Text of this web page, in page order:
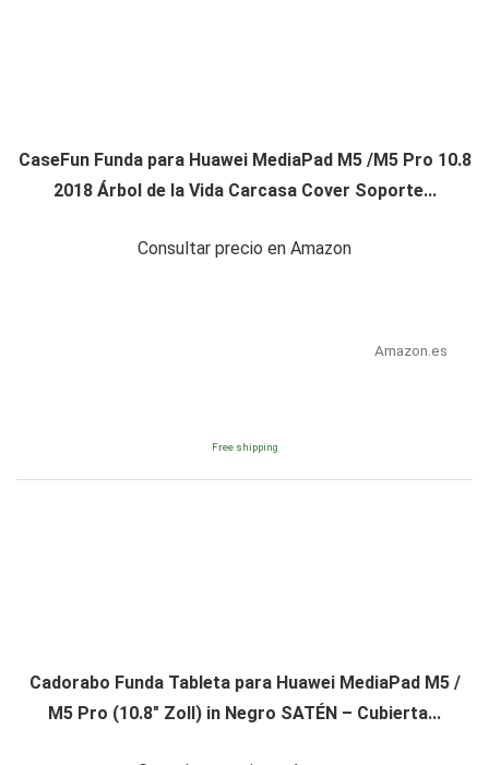
CaseFun Funda para Huawei MediaPad M5 /M5 Pro 10.8
2018 Árbol de la Vida Carcasa Cover Soporte...
Consultar precio en Amazon
Amazon.es
Free shipping
Cadorabo Funda Tableta para Huawei MediaPad M5 /
M5 Pro (10.8" Zoll) in Negro SATÉN – Cubierta...